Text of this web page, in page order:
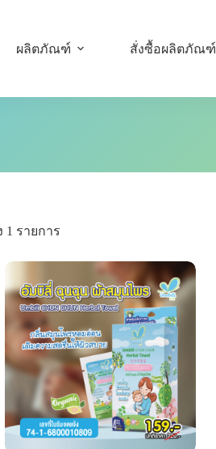
ผลิตภัณฑ์ สั่งซื้อผลิตภัณฑ์
1 รายการ